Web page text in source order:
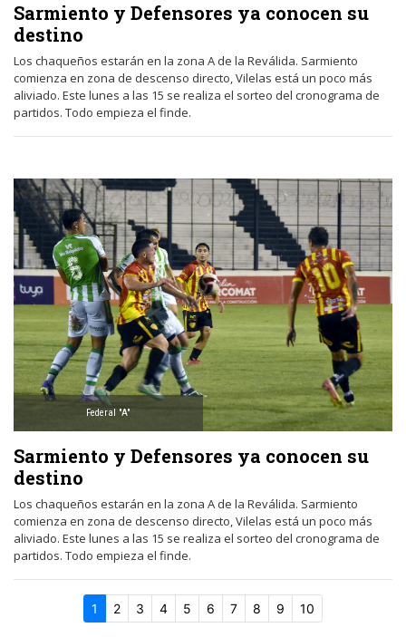
Sarmiento y Defensores ya conocen su
destino
Los chaqueños estarán en la zona A de la Reválida. Sarmiento
comienza en zona de descenso directo, Vilelas está un poco más
aliviado. Este lunes a las 15 se realiza el sorteo del cronograma de
partidos. Todo empieza el finde.
Federal "A"
Sarmiento y Defensores ya conocen su
destino
Los chaqueños estarán en la zona A de la Reválida. Sarmiento
comienza en zona de descenso directo, Vilelas está un poco más
aliviado. Este lunes a las 15 se realiza el sorteo del cronograma de
partidos. Todo empieza el finde.
1 2 3 4 5 6 7 8 9 10